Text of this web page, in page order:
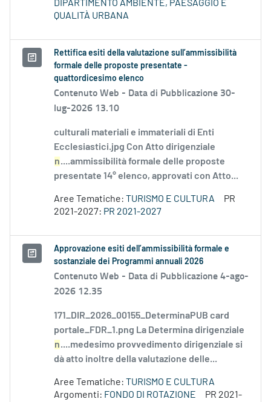
DIPARTIMENTO AMBIENTE, PAESAGGIO E
QUALITÀ URBANA
Rettifica esiti della valutazione sull’ammissibilità
formale delle proposte presentate -
quattordicesimo elenco
Contenuto Web - Data di Pubblicazione 30-
lug-2026 13.10
culturali materiali e immateriali di Enti
Ecclesiastici.jpg Con Atto dirigenziale
n....ammissibilità formale delle proposte
presentate 14° elenco, approvati con Atto...
Aree Tematiche: TURISMO E CULTURA
PR
2021-2027: PR 2021-2027
Approvazione esiti dell’ammissibilità formale e
sostanziale dei Programmi annuali 2026
Contenuto Web - Data di Pubblicazione 4-ago-
2026 12.35
171_DIR_2026_00155_DeterminaPUB card
portale_FDR_1.png La Determina dirigenziale
n....medesimo provvedimento dirigenziale si
dà atto inoltre della valutazione delle...
Aree Tematiche: TURISMO E CULTURA
Argomenti: FONDO DI ROTAZIONE
PR 2021-